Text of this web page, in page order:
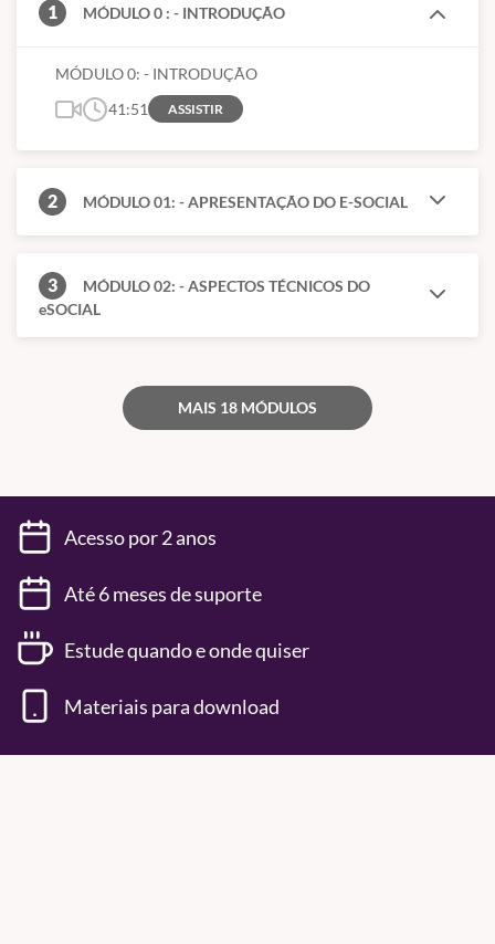
1 MÓDULO 0 : - INTRODUÇÃO
MÓDULO 0: - INTRODUÇÃO
41:51
ASSISTIR
2 MÓDULO 01: - APRESENTAÇÃO DO E-SOCIAL
3
MÓDULO 02: - ASPECTOS TÉCNICOS DO
eSOCIAL
MAIS 18 MÓDULOS
Acesso por 2 anos
Até 6 meses de suporte
Estude quando e onde quiser
Materiais para download